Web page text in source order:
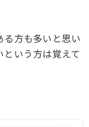
方も多いと思い
いう方は覚えて